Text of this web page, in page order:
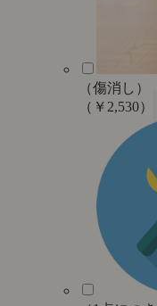
（傷消し
（￥2,530）